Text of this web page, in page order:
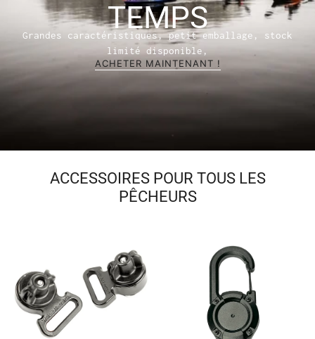
TEMPS
Grandes caractéristiques, petit emballage, stock
limité disponible,
ACHETER MAINTENANT !
ACCESSOIRES POUR TOUS LES
PÊCHEURS